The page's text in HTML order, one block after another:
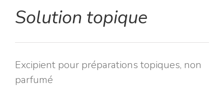
Solution topique
Excipient pour préparations topiques, non
parfumé